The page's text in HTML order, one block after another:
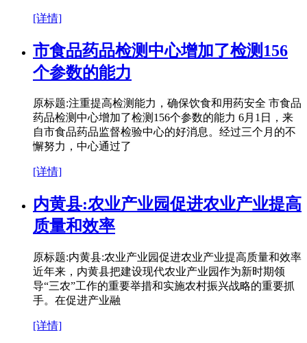
[详情]
市食品药品检测中心增加了检测156
个参数的能力
原标题:注重提高检测能力，确保饮食和用药安全 市食品
药品检测中心增加了检测156个参数的能力 6月1日，来
自市食品药品监督检验中心的好消息。经过三个月的不
懈努力，中心通过了
[详情]
内黄县:农业产业园促进农业产业提高
质量和效率
原标题:内黄县:农业产业园促进农业产业提高质量和效率
近年来，内黄县把建设现代农业产业园作为新时期领
导“三农”工作的重要举措和实施农村振兴战略的重要抓
手。在促进产业融
[详情]